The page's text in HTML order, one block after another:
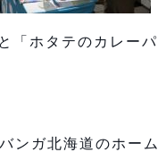
「ホタテのカレーパ
ンガ北海道のホーム